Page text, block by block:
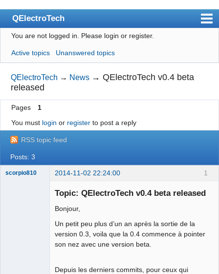
QElectroTech
Index
User list
Search
Register
Login
Site officiel
Wiki
BugTracker
You are not logged in. Please login or register.
Active topics Unanswered topics
QElectroTech → News →QElectroTech v0.4 beta
released
Pages
1
You must login or registerto post a reply
RSS topic feed
Posts: 3
1
scorpio810 2014-11-02 22:24:00
Topic: QElectroTech v0.4 beta released
Bonjour,
Un petit peu plus d’un an après la sortie de la
version 0.3, voila que la 0.4 commence à pointer
son nez avec une version beta.
Depuis les derniers commits, pour ceux qui